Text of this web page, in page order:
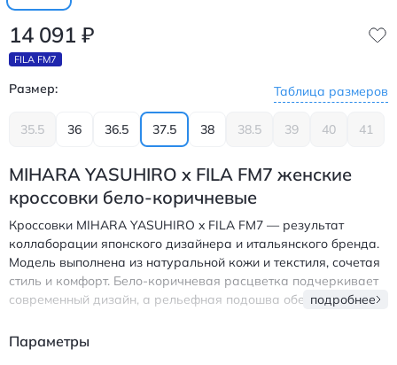
14 091 ₽
FILA FM7
Размер: Таблица размеров
35.5 36 36.5 37.5 38 38.5 39 40 41
MIHARA YASUHIRO x FILA FM7 женские
кроссовки бело-коричневые
Кроссовки MIHARA YASUHIRO x FILA FM7 — результат
коллаборации японского дизайнера и итальянского бренда.
Модель выполнена из натуральной кожи и текстиля, сочетая
стиль и комфорт. Бело-коричневая расцветка подчеркивает
современный дизайн, а рельефная подошва обеспечивает
износостойкие материалы делают обувь идеальной для
подробнее
Параметры